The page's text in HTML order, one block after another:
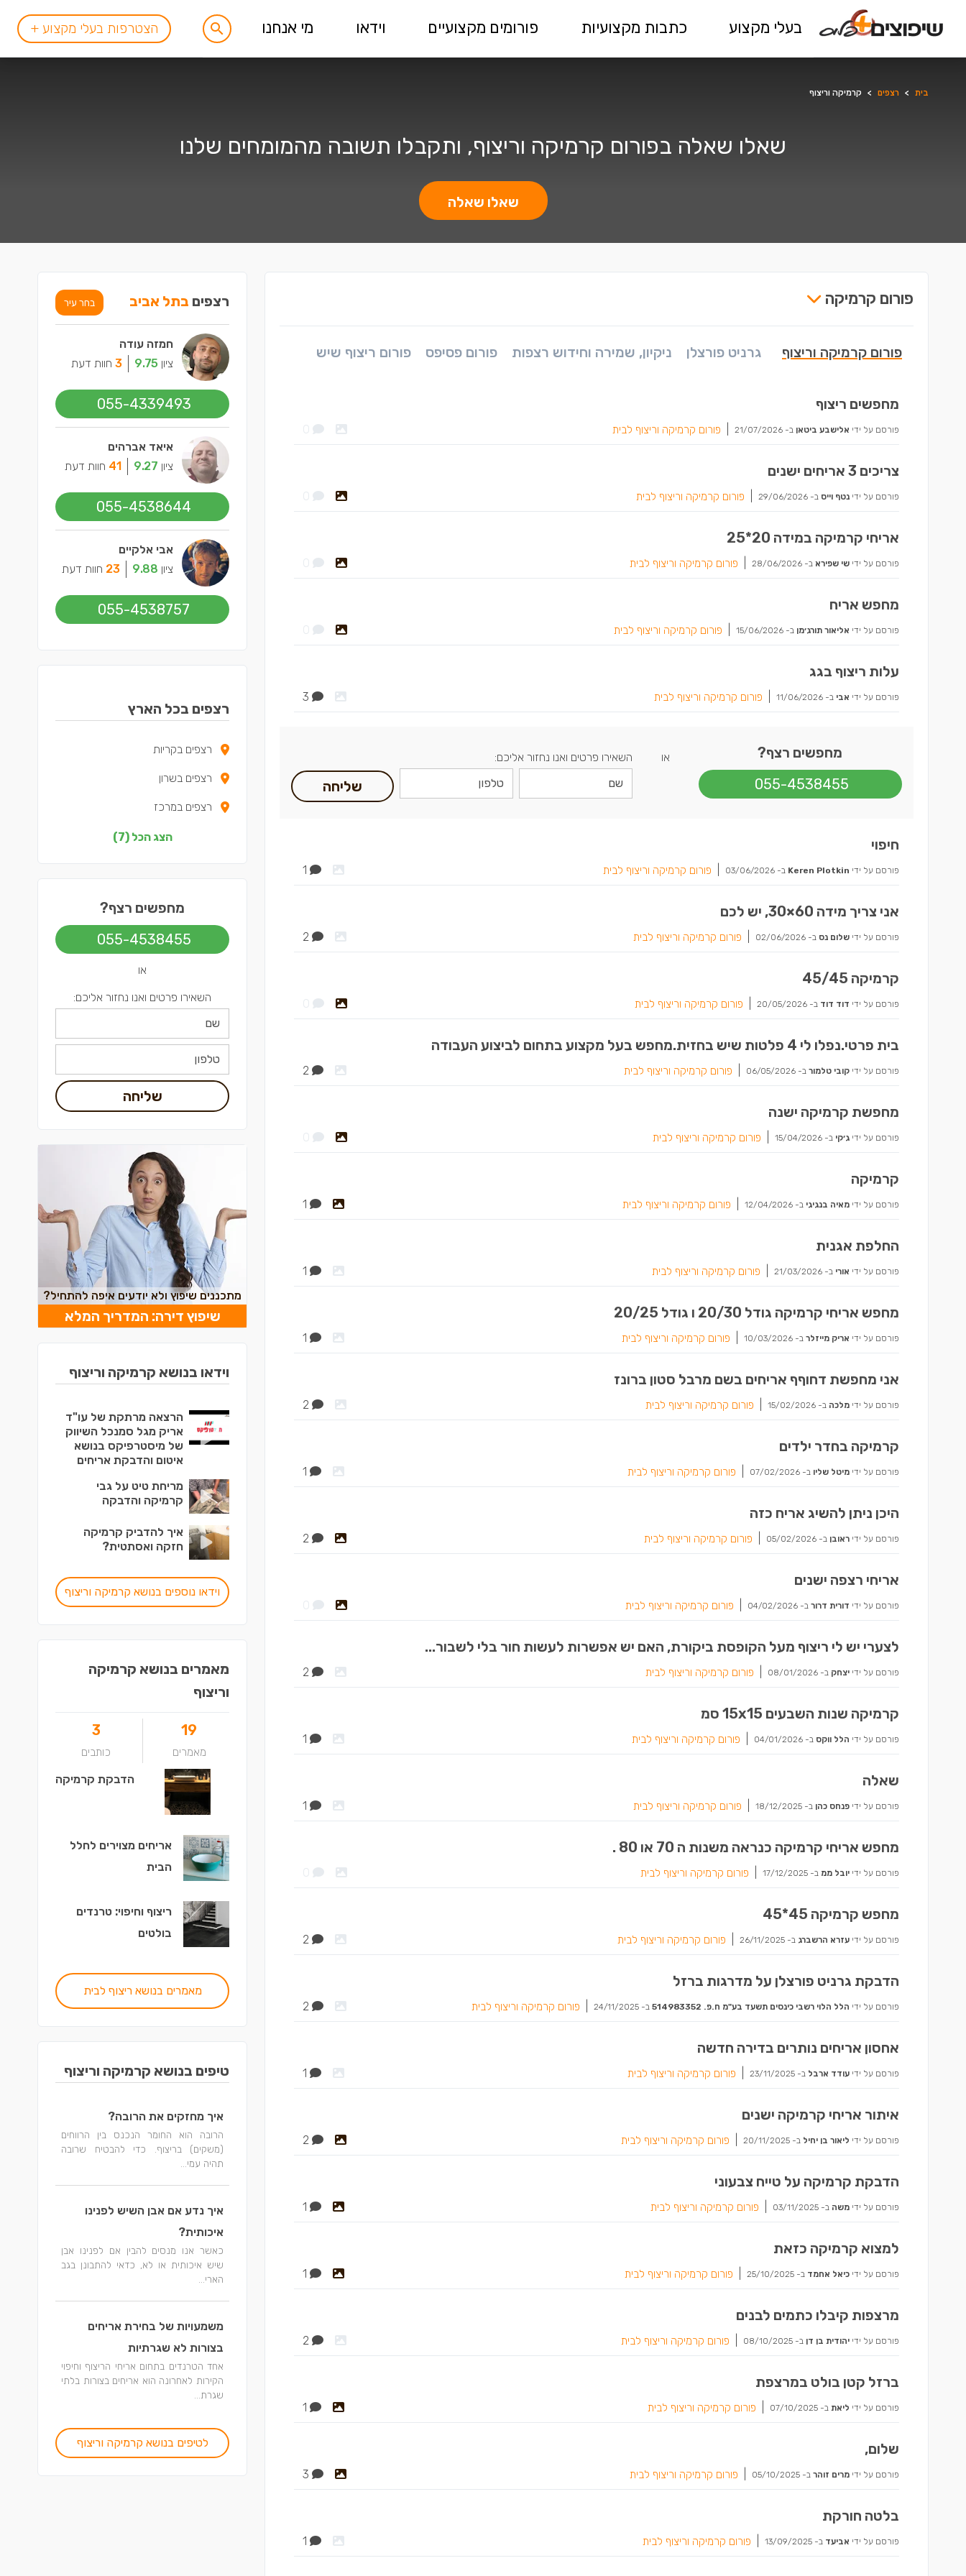
בעלי מקצוע כתבות מקצועיות פורומים מקצועיים וידאו מי אנחנו הצטרפות בעלי מקצוע +
בית > רצפים > קרמיקה וריצוף
שאלו שאלה בפורום קרמיקה וריצוף, ותקבלו תשובה מהמומחים שלנו
שאלו שאלה
פורום קרמיקה
פורום קרמיקה וריצוף גרניט פורצלן ניקיון, שמירה וחידוש רצפות פורום פסיפס פורום ריצוף שיש
מחפשים ריצוף
פורסם על ידי אלישבע ביטאן ב- 21/07/2026 פורום קרמיקה וריצוף לבית 0
צריכים 3 אריחים ישנים
פורסם על ידי נטף וייס ב- 29/06/2026 פורום קרמיקה וריצוף לבית 0
אריחי קרמיקה במידה 20*25
פורסם על ידי שי שפירא ב- 28/06/2026 פורום קרמיקה וריצוף לבית 0
מחפש אריח
פורסם על ידי אליאור תורג׳מן ב- 15/06/2026 פורום קרמיקה וריצוף לבית 0
עלות ריצוף בגג
פורסם על ידי אבי ב- 11/06/2026 פורום קרמיקה וריצוף לבית 3
מחפשים רצף?
055-4538455
או השאירו פרטים ואנו נחזור אליכם:
שליחה
חיפוי
פורסם על ידי Keren Plotkin ב- 03/06/2026 פורום קרמיקה וריצוף לבית 1
אני צריך מידה 60×30, יש לכם
פורסם על ידי שלום נס ב- 02/06/2026 פורום קרמיקה וריצוף לבית 2
קרמיקה 45/45
פורסם על ידי דוד דוד ב- 20/05/2026 פורום קרמיקה וריצוף לבית 0
בית פרטי.נפלו לי 4 פלטות שיש בחזית.מחפש בעל מקצוע בתחום לביצוע העבודה
פורסם על ידי קובי טלמור ב- 06/05/2026 פורום קרמיקה וריצוף לבית 2
מחפשת קרמיקה ישנה
פורסם על ידי ג׳קי ב- 15/04/2026 פורום קרמיקה וריצוף לבית 0
קרמיקה
פורסם על ידי מאיה בנגיגי ב- 12/04/2026 פורום קרמיקה וריצוף לבית 1
החלפת אגנית
פורסם על ידי אורי ב- 21/03/2026 פורום קרמיקה וריצוף לבית 1
מחפש אריחי קרמיקה גודל 20/30 ו גודל 20/25
פורסם על ידי אריק מייזלר ב- 10/03/2026 פורום קרמיקה וריצוף לבית 1
אני מחפשת דחוףף אריחים בשם מרבל סטון ברונז
פורסם על ידי מלכה ב- 15/02/2026 פורום קרמיקה וריצוף לבית 2
קרמיקה בחדר ילדים
פורסם על ידי מיטל שליו ב- 07/02/2026 פורום קרמיקה וריצוף לבית 1
היכן ניתן להשיג אריח כזה
פורסם על ידי ראובן ב- 05/02/2026 פורום קרמיקה וריצוף לבית 2
אריחי רצפה ישנים
פורסם על ידי דורית דרור ב- 04/02/2026 פורום קרמיקה וריצוף לבית 0
לצערי יש לי ריצוף מעל הקופסת ביקורת, האם יש אפשרות לעשות חור בלי לשבור...
פורסם על ידי יצחק ב- 08/01/2026 פורום קרמיקה וריצוף לבית 2
קרמיקה שנות השבעים 15x15 סמ
פורסם על ידי הלל ווקס ב- 04/01/2026 פורום קרמיקה וריצוף לבית 1
שאלה
פורסם על ידי פנחס כהן ב- 18/12/2025 פורום קרמיקה וריצוף לבית 1
מחפש אריחי קרמיקה כנראה משנות ה 70 או 80 .
פורסם על ידי יובל ממ ב- 17/12/2025 פורום קרמיקה וריצוף לבית 0
מחפש קרמיקה 45*45
פורסם על ידי עזרא הרשברג ב- 26/11/2025 פורום קרמיקה וריצוף לבית 2
הדבקת גרניט פורצלן על מדרגות ברזל
פורסם על ידי הלל הלוי רשבי כינסים תשעד בע"מ ח.פ. 514983352 ב- 24/11/2025 פורום קרמיקה וריצוף לבית 2
אחסון אריחים נותרים בדירה חדשה
פורסם על ידי עודד ארבל ב- 23/11/2025 פורום קרמיקה וריצוף לבית 1
איתור אריחי קרמיקה ישנים
פורסם על ידי ליאור בן יחיל ב- 20/11/2025 פורום קרמיקה וריצוף לבית 2
הדבקת קרמיקה על טייח צבעוני
פורסם על ידי משה ב- 03/11/2025 פורום קרמיקה וריצוף לבית 1
למצוא קרמיקה כזאת
פורסם על ידי כיאל אחמד ב- 25/10/2025 פורום קרמיקה וריצוף לבית 1
מרצפות קיבלו כתמים לבנים
פורסם על ידי יהודית בן דן ב- 08/10/2025 פורום קרמיקה וריצוף לבית 2
ברזל קטן בולט במרצפת
פורסם על ידי ליאת ב- 07/10/2025 פורום קרמיקה וריצוף לבית 1
שלום,
פורסם על ידי מרים זוהר ב- 05/10/2025 פורום קרמיקה וריצוף לבית 3
בלטה חורקת
פורסם על ידי אביעד ב- 13/09/2025 פורום קרמיקה וריצוף לבית 1
רצפים בתל אביב בחר עיר
חמזה עודה
ציון 9.75
3 חוות דעת
055-4339493
איאד אברהים
ציון 9.27
41 חוות דעת
055-4538644
אבי אלקיים
ציון 9.88
23 חוות דעת
055-4538757
רצפים בכל הארץ
רצפים בקריות
רצפים בשרון
רצפים במרכז
רצפים בצפון
רצפים בדרום
רצפים בתל אביב
הצג הכל (7)
מחפשים רצף?
055-4538455
או
השאירו פרטים ואנו נחזור אליכם:
שליחה
מתכננים שיפוץ ולא יודעים איפה להתחיל?
שיפוץ דירה: המדריך המלא
וידאו בנושא קרמיקה וריצוף
הרצאה מרתקת של עו"ד
אריק מגל סמנכל השיווק
של מיסטרפיקס בנושא
איטום והדבקת אריחים
מריחת טיט על גבי
קרמיקה והדבקה
איך להדביק קרמיקה
חזקה ואסתטית?
וידאו נוספים בנושא קרמיקה וריצוף
מאמרים בנושא קרמיקה
וריצוף
19
מאמרים
3
כותבים
הדבקת קרמיקה
אריחים מצוירים לחלל
הבית
ריצוף וחיפוי: טרנדים
בולטים
מאמרים בנושא ריצוף לבית
טיפים בנושא קרמיקה וריצוף
איך מחזקים את הרובה?
הרובה הוא החומר הנכנס בין הרווחים
(משקים) בריצוף. כדי להבטיח שרובה
תהיה עמי...
איך נדע אם אבן השיש לפנינו
איכותית?
כאשר אנו מנסים להבין אם לפנינו אבן
שיש איכותית או לא, כדאי להתבונן בגב
הארי...
משמעויות של בחירת אריחים
בצורות לא שגרתיות
אחד הטרנדים בתחום אריחי הריצוף וחיפוי
הקירות לאחרונה הוא אריחים בצורות בלתי
שגרת...
לטיפים בנושא קרמיקה וריצוף